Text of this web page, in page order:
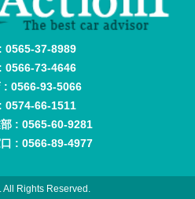
0565-37-8989
0566-73-4646
: 0566-93-5066
0574-66-1511
: 0565-60-9281
: 0566-89-4977
Rights Reserved.